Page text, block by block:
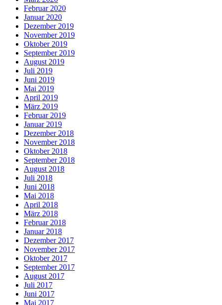
Februar 2020
Januar 2020
Dezember 2019
November 2019
Oktober 2019
September 2019
August 2019
Juli 2019
Juni 2019
Mai 2019
April 2019
März 2019
Februar 2019
Januar 2019
Dezember 2018
November 2018
Oktober 2018
September 2018
August 2018
Juli 2018
Juni 2018
Mai 2018
April 2018
März 2018
Februar 2018
Januar 2018
Dezember 2017
November 2017
Oktober 2017
September 2017
August 2017
Juli 2017
Juni 2017
Mai 2017